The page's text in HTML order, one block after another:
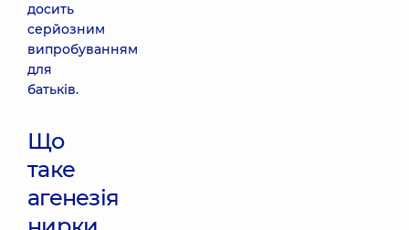
досить
серйозним
випробуванням
для
батьків.
Що
таке
агенезія